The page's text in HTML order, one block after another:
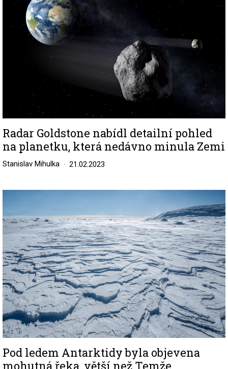
Radar Goldstone nabídl detailní pohled
na planetku, která nedávno minula Zemi
Stanislav Mihulka 21.02.2023
Pod ledem Antarktidy byla objevena
mohutná řeka, větší než Temže